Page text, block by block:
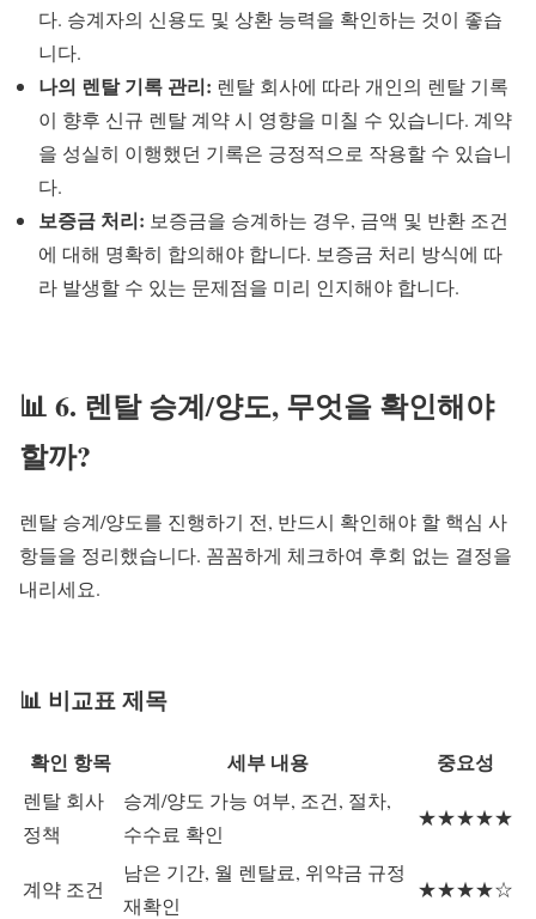
다. 승계자의 신용도 및 상환 능력을 확인하는 것이 좋습
니다.
나의 렌탈 기록 관리: 렌탈 회사에 따라 개인의 렌탈 기록
이 향후 신규 렌탈 계약 시 영향을 미칠 수 있습니다. 계약
을 성실히 이행했던 기록은 긍정적으로 작용할 수 있습니
다.
보증금 처리: 보증금을 승계하는 경우, 금액 및 반환 조건
에 대해 명확히 합의해야 합니다. 보증금 처리 방식에 따
라 발생할 수 있는 문제점을 미리 인지해야 합니다.
📊 6. 렌탈 승계/양도, 무엇을 확인해야
할까?
렌탈 승계/양도를 진행하기 전, 반드시 확인해야 할 핵심 사
항들을 정리했습니다. 꼼꼼하게 체크하여 후회 없는 결정을
내리세요.
📊 비교표 제목
확인 항목 세부 내용 중요성
렌탈 회사
정책
승계/양도 가능 여부, 조건, 절차,
수수료 확인
★★★★★
계약 조건
남은 기간, 월 렌탈료, 위약금 규정
재확인
★★★★☆